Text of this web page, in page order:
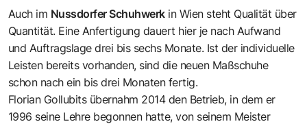
Auch im Nussdorfer Schuhwerk in Wien steht Qualität über
Quantität. Eine Anfertigung dauert hier je nach Aufwand
und Auftragslage drei bis sechs Monate. Ist der individuelle
Leisten bereits vorhanden, sind die neuen Maßschuhe
schon nach ein bis drei Monaten fertig.
Florian Gollubitsübernahm 2014 den Betrieb, in dem er
1996 seine Lehre begonnen hatte, von seinem Meister